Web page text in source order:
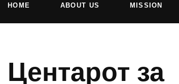
HOME ABOUT US MISSION
Центарот за